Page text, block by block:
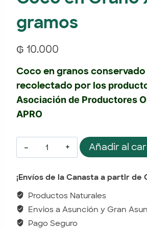
gramos
₲ 10.000
Coco en granos
recolectado por los
Asociación de Productores
APRO
Añadir al
¡Envíos de la Canasta a partir de
Productos Naturales
Envios a Asunción y Gran
Pago Seguro